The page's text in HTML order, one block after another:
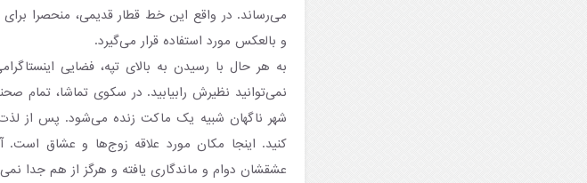
می‌رساند. در واقع این خط قطار قدیمی، منحصرا برای
و بالعکس مورد استفاده قرار می‌گیرد.
به هر حال با رسیدن به بالای تپه، فضایی
نمی‌توانید نظیرش رابیابید. در سکوی تماشا،
شهر ناگهان شبیه یک ماکت زنده می‌شود. پس از لذت
کنید. اینجا مکان مورد علاقه زوج‌ها و عشاق است.
عشقشان دوام و ماندگاری یافته و هرگز از هم جدا